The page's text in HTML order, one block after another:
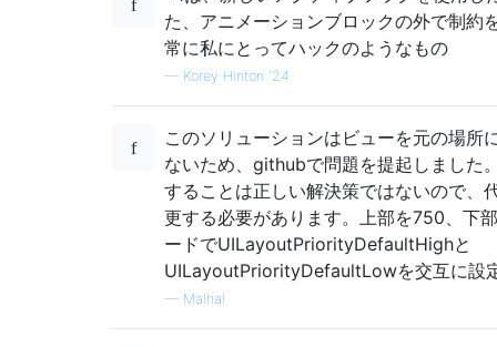
た、アニメーションブロックの外で制約
常に私にとってハックのようなもの
— Korey Hinton '24
このソリューションはビューを元の場所
ないため、githubで問題を提起しました
することは正しい解決策ではないので、
更する必要があります。上部を750、下
ードでUILayoutPriorityDefaultHighと
UILayoutPriorityDefaultLowを交互に設
— Malhal